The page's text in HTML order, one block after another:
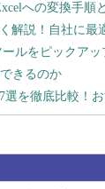
への変換手順
解説！自社に最
ルをピックアッ
きるのか
選を徹底比較！